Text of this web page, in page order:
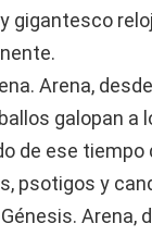
gigantesco
Arena,
galopan a
de ese tiempo
psotigos y
Arena,